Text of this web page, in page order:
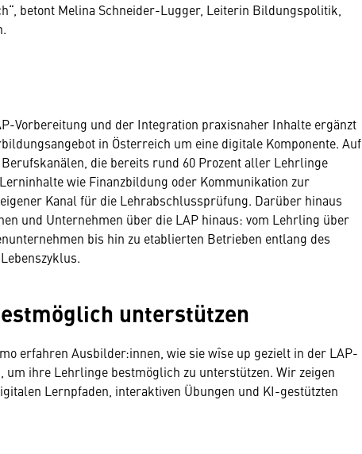
betont Melina Schneider-Lugger, Leiterin Bildungspolitik,
Vorbereitung und der Integration praxisnaher Inhalte ergänzt
in Österreich um eine digitale Komponente. Auf
die bereits rund 60 Prozent aller Lehrlinge
wie Finanzbildung oder Kommunikation zur
Kanal für die Lehrabschlussprüfung. Darüber hinaus
und Unternehmen über die LAP hinaus: vom Lehrling über
bis hin zu etablierten Betrieben entlang des
unterstützen
erfahren Ausbilder:innen, wie sie wîse up gezielt in der LAP-
um ihre Lehrlinge bestmöglich zu unterstützen. Wir zeigen
Lernpfaden, interaktiven Übungen und KI-gestützten